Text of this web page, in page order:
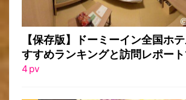
【保存版】ドーミーイン全国ホ
すすめランキングと訪問レポー
4 pv